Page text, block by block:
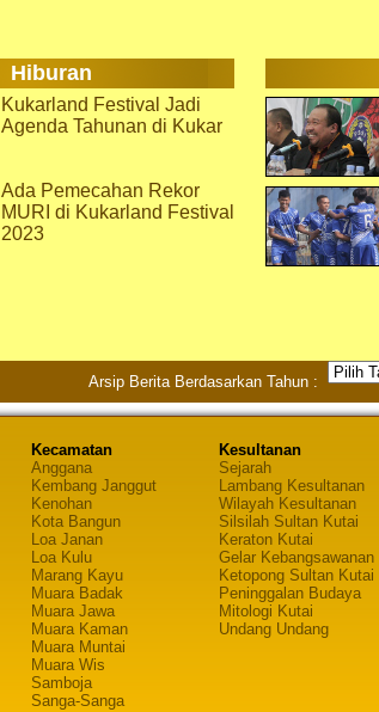
Hiburan
Kukarland Festival Jadi
Agenda Tahunan di Kukar
Ada Pemecahan Rekor
MURI di Kukarland Festival
2023
Arsip Berita Berdasarkan Tahun :
Kecamatan
Anggana
Kembang Janggut
Kenohan
Kota Bangun
Loa Janan
Loa Kulu
Marang Kayu
Muara Badak
Muara Jawa
Muara Kaman
Muara Muntai
Muara Wis
Samboja
Sanga-Sanga
Kesultanan
Sejarah
Lambang Kesultanan
Wilayah Kesultanan
Silsilah Sultan Kutai
Keraton Kutai
Gelar Kebangsawanan
Ketopong Sultan Kutai
Peninggalan Budaya
Mitologi Kutai
Undang Undang